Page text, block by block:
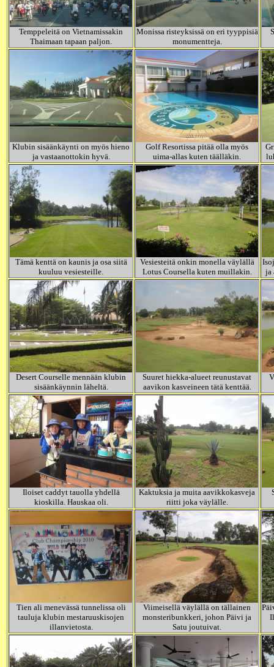
Temppeleitä on Vietnamissakin
Thaimaan tapaan paljon.
Monissa risteyksissä on eri tyyppisiä
monumentteja.
Klubin sisäänkäynti on myös hieno
ja vastaanottokin hyvä.
Golf Resortissa pitää olla myös
uima-allas kuten täälläkin.
Tämä kenttä on kaunis ja osa siitä
kuuluu vesiesteille.
Vesiesteitä onkin monella väylällä
Lotus Coursella kuten muillakin.
ja
Desert Courselle mennään klubin
sisäänkäynnin läheltä.
Suuret hiekka-alueet reunustavat
aavikon kasveineen tätä kenttää.
Iloiset caddyt tauolla yhdellä
kioskilla. Hauskaa oli.
Kaktuksia ja muita aavikkokasveja
riitti joka väylälle.
Tien ali menevässä tunnelissa oli
tauluja klubin mestaruuskisojen
illanvietosta.
Viimeisellä väylällä on tällainen
monsteribunkkeri, johon Päivi ja
Satu joutuivat.